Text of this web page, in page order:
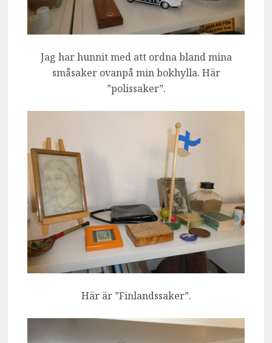
Jag har hunnit med att ordna bland mina
småsaker ovanpå min bokhylla. Här
”polissaker”.
Här är ”Finlandssaker”.